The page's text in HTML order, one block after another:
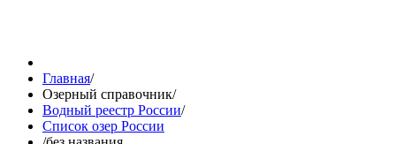
Главная/
Озерный справочник/
Водный реестр России/
Список озер России